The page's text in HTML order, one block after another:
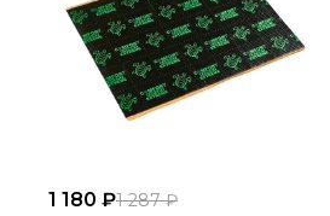
1 180 ₽1 287 ₽